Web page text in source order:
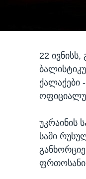
22
ქალაქები
უკრაინის
სამი
ფრთოსანი